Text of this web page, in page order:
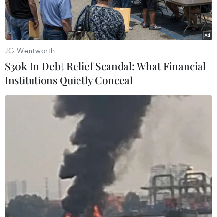
Các xe tải chở hàng viện trợ tiến vào Dải Gaza qua cửa khẩu
Rafah ngày 17/1/2024. (Ảnh: AFP/TTXVN)
Ngày 28/1, Tổng thư ký Liên hợp quốc Antonio
Guterres đã kêu gọi các nước tài trợ để “đảm
bảo duy trì hoạt động liên tục” của Cơ quan cứu
JG Wentworth
$30k In Debt Relief Scandal: What Financial
Institutions Quietly Conceal